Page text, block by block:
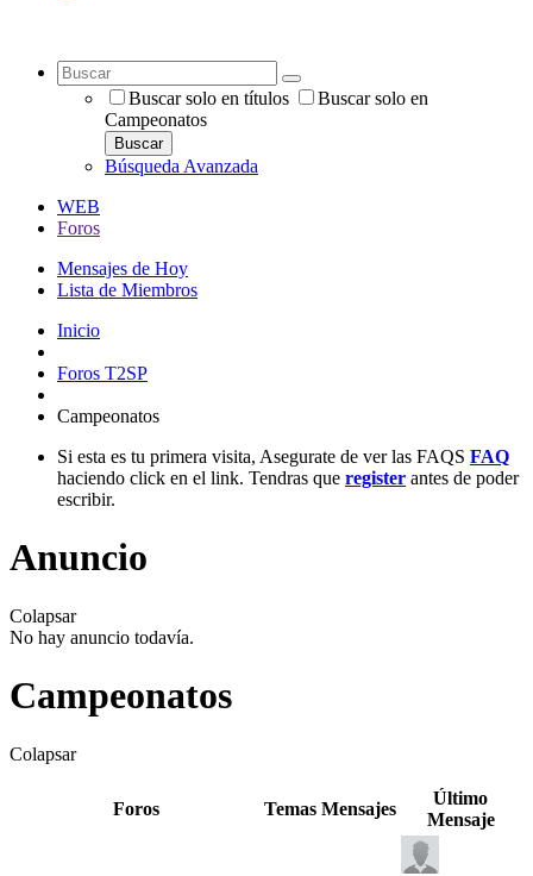
Buscar solo en títulos
Buscar solo en
Campeonatos
Buscar
Búsqueda Avanzada
WEB
Foros
Mensajes de Hoy
Lista de Miembros
Inicio
Foros T2SP
Campeonatos
Si esta es tu primera visita, Asegurate de ver las FAQS FAQ
haciendo click en el link. Tendras que register antes de poder
escribir.
Anuncio
Colapsar
No hay anuncio todavía.
Campeonatos
Colapsar
Foros Temas Mensajes
Último
Mensaje